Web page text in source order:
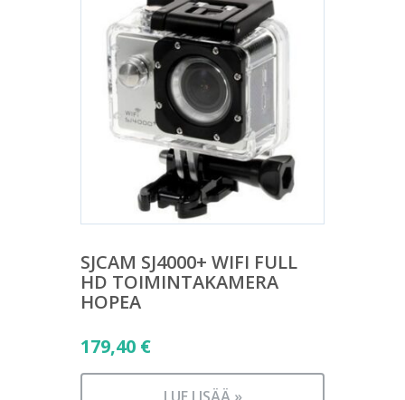
SJCAM SJ4000+ WIFI FULL
HD TOIMINTAKAMERA
HOPEA
179,40 €